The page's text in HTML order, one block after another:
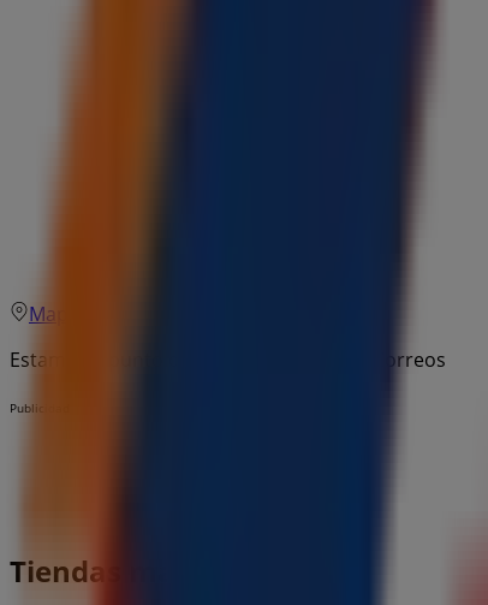
Mapa
Estamos a punto de publicar ofertas de Correos
Publicidad
Tiendas más cercanas